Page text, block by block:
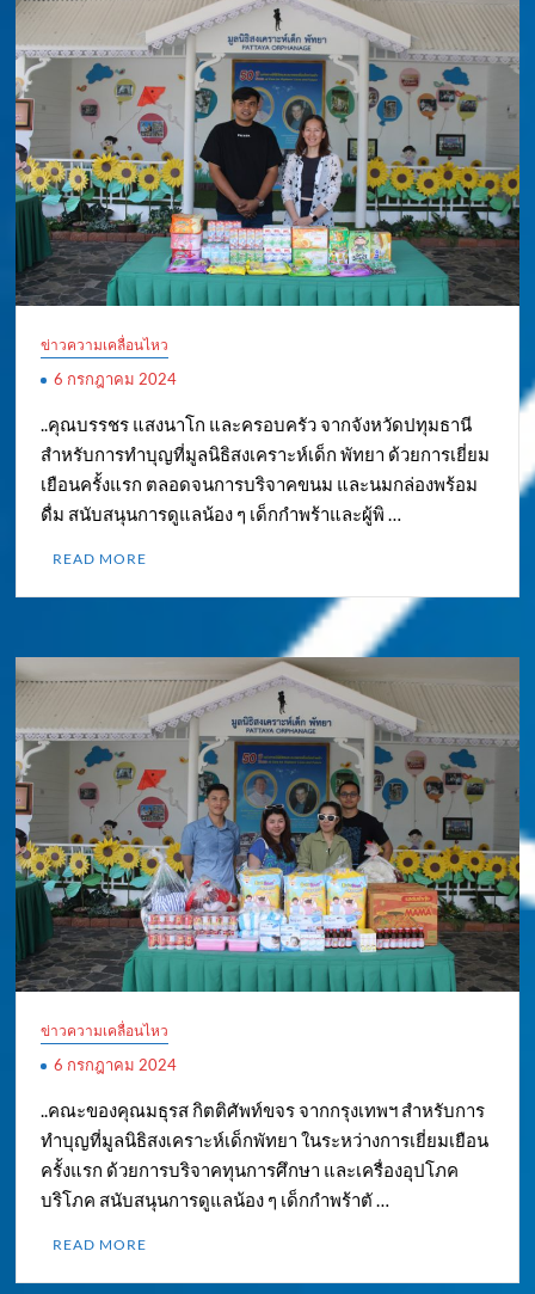
ข่าวความเคลื่อนไหว
6 กรกฎาคม 2024
..คุณบรรชร แสงนาโก และครอบครัว จากจังหวัดปทุมธานี
สำหรับการทำบุญที่มูลนิธิสงเคราะห์เด็ก พัทยา ด้วยการเยี่ยม
เยือนครั้งแรก ตลอดจนการบริจาคขนม และนมกล่องพร้อม
ดื่ม สนับสนุนการดูแลน้อง ๆ เด็กกำพร้าและผู้พิ …
READ MORE
ข่าวความเคลื่อนไหว
6 กรกฎาคม 2024
..คณะของคุณมธุรส กิตติศัพท์ขจร จากกรุงเทพฯ สำหรับการ
ทำบุญที่มูลนิธิสงเคราะห์เด็กพัทยา ในระหว่างการเยี่ยมเยือน
ครั้งแรก ด้วยการบริจาคทุนการศึกษา และเครื่องอุปโภค
บริโภค สนับสนุนการดูแลน้อง ๆ เด็กกำพร้าตั …
READ MORE